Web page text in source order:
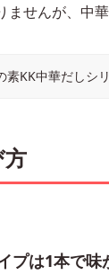
ませんが、中
素KK中華だしシ
プは1本で味